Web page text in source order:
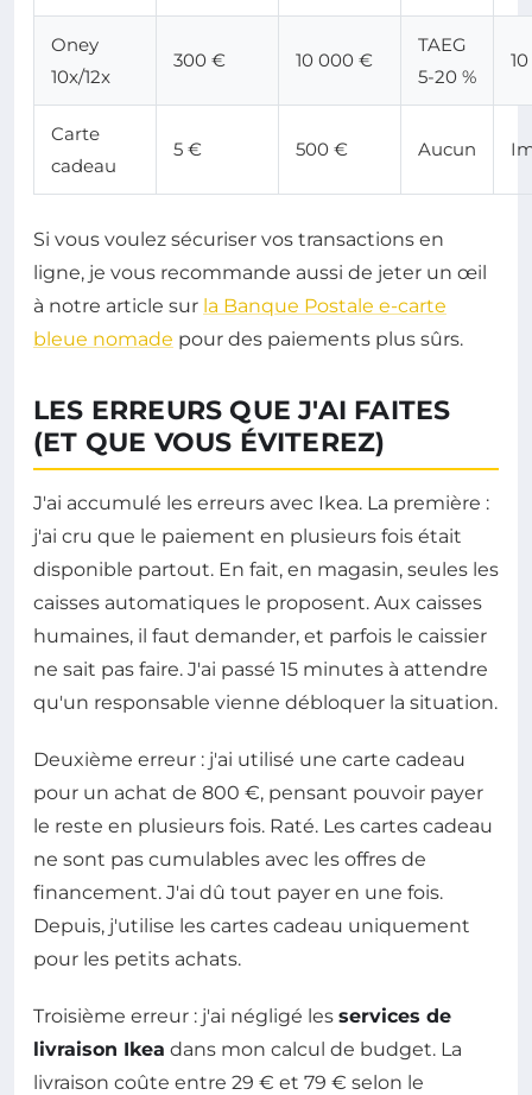
Oney
10x/12x
300 € 10 000 €
TAEG
5-20 %
Carte
cadeau
5 € 500 € Aucun
Si vous voulez sécuriser vos transactions en
ligne, je vous recommande aussi de jeter un œil
à notre article sur la Banque Postale e-carte
bleue nomade pour des paiements plus sûrs.
LES ERREURS QUE J'AI FAITES
(ET QUE VOUS ÉVITEREZ)
J'ai accumulé les erreurs avec Ikea. La première :
j'ai cru que le paiement en plusieurs fois était
disponible partout. En fait, en magasin, seules les
caisses automatiques le proposent. Aux caisses
humaines, il faut demander, et parfois le caissier
ne sait pas faire. J'ai passé 15 minutes à attendre
qu'un responsable vienne débloquer la situation.
Deuxième erreur : j'ai utilisé une carte cadeau
pour un achat de 800 €, pensant pouvoir payer
le reste en plusieurs fois. Raté. Les cartes cadeau
ne sont pas cumulables avec les offres de
financement. J'ai dû tout payer en une fois.
Depuis, j'utilise les cartes cadeau uniquement
pour les petits achats.
Troisième erreur : j'ai négligé les services de
livraison Ikea dans mon calcul de budget. La
livraison coûte entre 29 € et 79 € selon le